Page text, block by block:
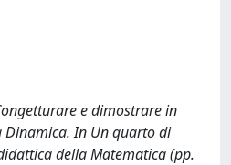
e dimostrare in
In Un quarto di
della Matematica (pp.